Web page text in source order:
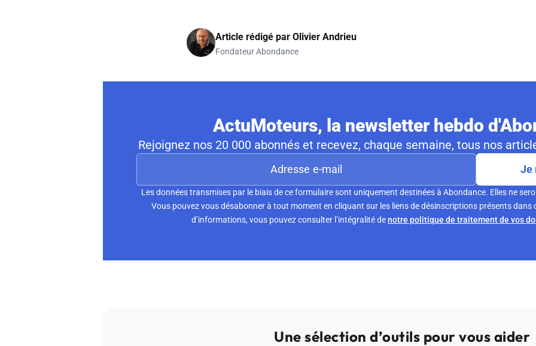
Article rédigé par Olivier Andrieu
Fondateur Abondance
ActuMoteurs, la newsletter hebdo
Rejoignez nos 20 000 abonnés et recevez, chaque semaine, tous nos
Je
Les données transmises par le biais de ce formulaire sont uniquement destinées à Abondance. Elles ne
Vous pouvez vous désabonner à tout moment en cliquant sur les liens de désinscriptions présents dans
d’informations, vous pouvez consulter l’intégralité denotre politique de traitement de vos
Une sélection d’outils pour vous aider